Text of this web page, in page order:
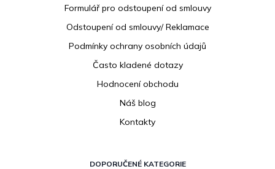
Formulář pro odstoupení od smlouvy
Odstoupení od smlouvy/ Reklamace
Podmínky ochrany osobních údajů
Často kladené dotazy
Hodnocení obchodu
Náš blog
Kontakty
DOPORUČENÉ KATEGORIE